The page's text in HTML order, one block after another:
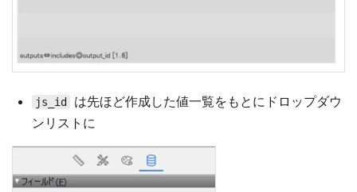
js_id
は先ほど作成した値一覧をもとにドロップダウ
ンリストに